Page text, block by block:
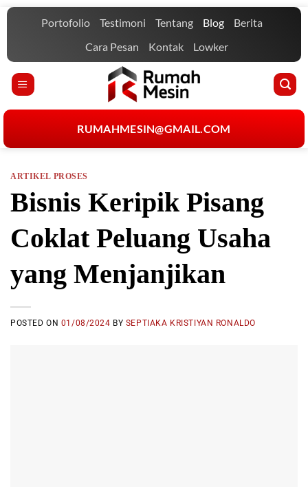
Skip
Portofolio Testimoni Tentang Blog
Berita
Cara Pesan
Kontak Lowker
RUMAHMESIN@GMAIL.COM
ARTIKEL PROSES
Bisnis Keripik Pisang
Coklat Peluang Usaha
yang Menjanjikan
POSTED ON 01/08/2024 BY SEPTIAKA KRISTIYAN RONALDO